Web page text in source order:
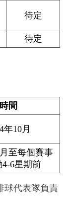
待定
待定
時間
年10月
至每個賽事
6星期前
球代表隊負責